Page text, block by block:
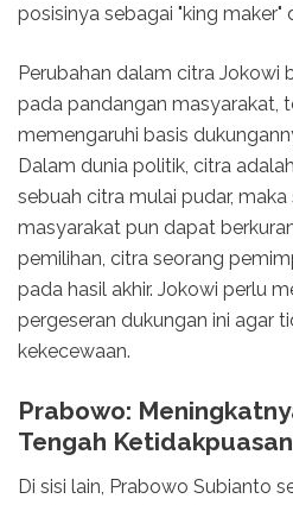
posisinya sebagai "king maker"
Perubahan dalam citra Jokowi
pada pandangan masyarakat,
memengaruhi basis
Dalam dunia politik, citra
sebuah citra mulai pudar,
masyarakat pun dapat
pemilihan, citra seorang
pada hasil akhir. Jokowi perlu
pergeseran dukungan ini agar
kekecewaan.
Prabowo:
Tengah
Di sisi lain, Prabowo Subianto